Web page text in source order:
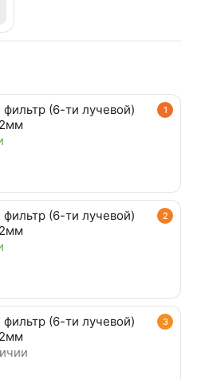
1
(6-ти лучевой)
2
(6-ти лучевой)
3
(6-ти лучевой)